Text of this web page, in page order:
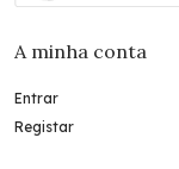
A minha conta
Entrar
Registar